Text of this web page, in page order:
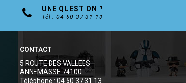
UNE QUESTION ?
Tél : 04 50 37 31 13
CONTACT
5 ROUTE DES VALLEES
ANNEMASSE 74100
Téléphone : 04 50 37 31 13